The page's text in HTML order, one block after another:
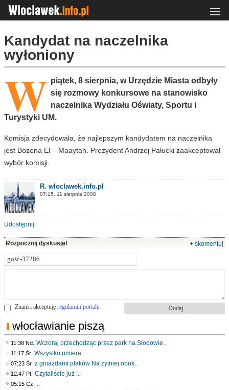
Kandydat na naczelnika
wyłoniony
W piątek, 8 sierpnia, w Urzędzie Miasta odbyły
się rozmowy konkursowe na stanowisko
naczelnika Wydziału Oświaty, Sportu i
Turystyki UM.
Komisja zdecydowała, że najlepszym kandydatem na naczelnika
jest Bożena El – Maaytah. Prezydent Andrzej Pałucki zaakceptował
wybór komisji.
R. wloclawek.info.pl
07:15, 11 sierpnia 2008
Udostępnij
Rozpocznij dyskusję! + skomentuj
Znam i akceptuję regulamin portalu
włocławianie piszą
11:38 Nd. Wczoraj przechodząc przez park na Słodowie..
11:17 Śr. Wszystko umiera
07:23 Śr. z gniazdami ptaków Na żytniej obok..
12:47 Pt. Czytaliście już :..
05:15 Cz. ..